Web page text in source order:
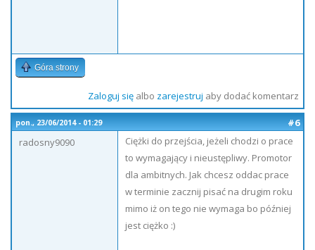
Góra strony
Zaloguj sięalbo zarejestruj aby dodać komentarz
pon., 23/06/2014 - 01:29
#6
radosny9090
Ciężki do przejścia, jeżeli chodzi o prace
to wymagający i nieustępliwy. Promotor
dla ambitnych. Jak chcesz oddac prace
w terminie zacznij pisać na drugim roku
mimo iż on tego nie wymaga bo później
jest ciężko :)